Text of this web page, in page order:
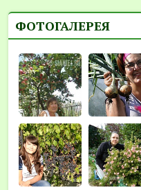
ФОТОГАЛЕРЕЯ